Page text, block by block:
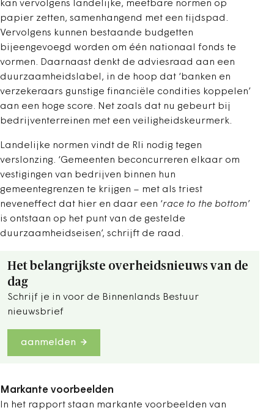
kan vervolgens landelijke, meetbare normen op
papier zetten, samenhangend met een tijdspad.
Vervolgens kunnen bestaande budgetten
bijeengevoegd worden om één nationaal fonds te
vormen. Daarnaast denkt de adviesraad aan een
duurzaamheidslabel, in de hoop dat ‘banken en
verzekeraars gunstige financiële condities koppelen’
aan een hoge score. Net zoals dat nu gebeurt bij
bedrijventerreinen met een veiligheidskeurmerk.
Landelijke normen vindt de Rli nodig tegen
verslonzing. ‘Gemeenten beconcurreren elkaar om
vestigingen van bedrijven binnen hun
gemeentegrenzen te krijgen – met als triest
neveneffect dat hier en daar een ‘race to the bottom’
is ontstaan op het punt van de gestelde
duurzaamheidseisen’, schrijft de raad.
Het belangrijkste overheidsnieuws van de
dag
Schrijf je in voor de Binnenlands Bestuur
nieuwsbrief
aanmelden
Markante voorbeelden
In het rapport staan markante voorbeelden van